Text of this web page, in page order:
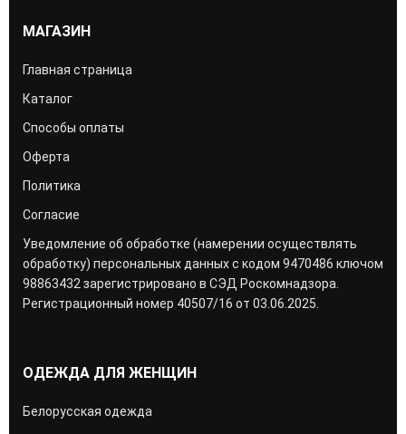
МАГАЗИН
Главная страница
Каталог
Способы оплаты
Оферта
Политика
Согласие
Уведомление об обработке (намерении осуществлять
обработку) персональных данных с кодом 9470486 ключом
98863432 зарегистрировано в СЭД Роскомнадзора.
Регистрационный номер 40507/16 от 03.06.2025.
ОДЕЖДА ДЛЯ ЖЕНЩИН
Белорусская одежда